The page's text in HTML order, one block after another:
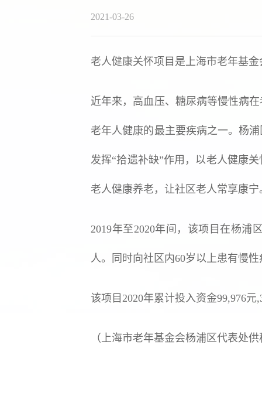
2021-03-26
老人健康关怀项目是上海市老年基
近年来，高血压、糖尿病等慢性病
老年人健康的最主要疾病之一。杨
发挥“拾遗补缺”作用，以老人健康
老人健康养老，让社区老人常享康宁
2019年至2020年间，该项目在杨浦
人。同时向社区内60岁以上患有慢
该项目2020年累计投入资金99,976元
（上海市老年基金会杨浦区代表处供